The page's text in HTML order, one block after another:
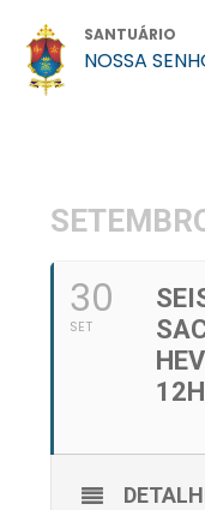
SANTUÁRIO
NOSSA
30
SET